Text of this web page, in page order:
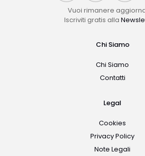
Vuoi rimanere
Iscriviti gratis alla
Chi Siamo
Chi Siamo
Contatti
Legal
Cookies
Privacy Policy
Note Legali